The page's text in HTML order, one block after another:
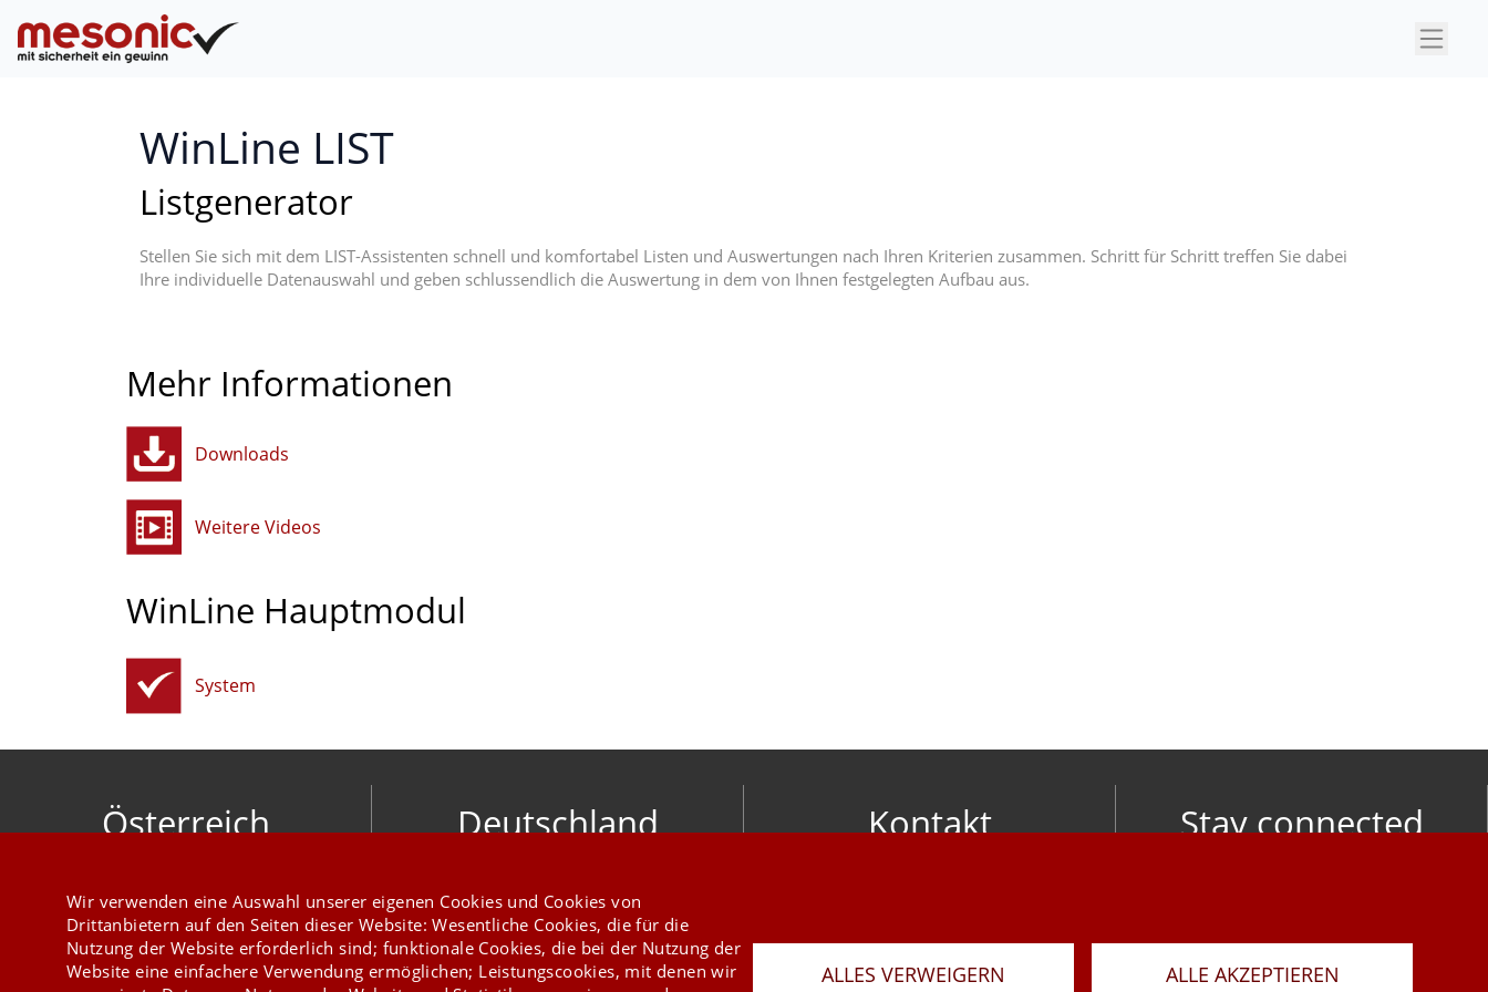
×
WinLine LIST
Listgenerator
Stellen Sie sich mit dem LIST-Assistenten schnell und komfortabel Listen und Auswertungen nach Ihren Kriterien zusammen. Schritt für Schritt treffen Sie dabei
Ihre individuelle Datenauswahl und geben schlussendlich die Auswertung in dem von Ihnen festgelegten Aufbau aus.
Mehr Informationen
Downloads
Weitere Videos
WinLine Hauptmodul
System
Österreich
Herzog-Friedrich-Platz 1 3001 Mauerbach
+43 1 970 300
Deutschland
+49 4263 9390 0
Kontakt Stay connected
Wir verwenden eine Auswahl unserer eigenen Cookies und Cookies von
Drittanbietern auf den Seiten dieser Website: Wesentliche Cookies, die für die
Nutzung der Website erforderlich sind; funktionale Cookies, die bei der Nutzung der
Website eine einfachere Verwendung ermöglichen; Leistungscookies, mit denen wir
ALLES VERWEIGERN ALLE AKZEPTIEREN